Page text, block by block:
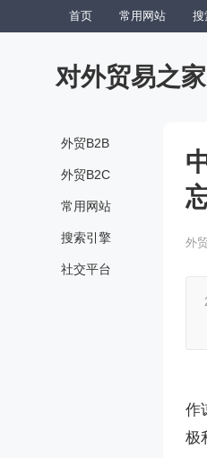
首页 常用网站 搜
对外贸易之家
外贸B2B
外贸B2C
常用网站
搜索引擎
社交平台
外
作
极